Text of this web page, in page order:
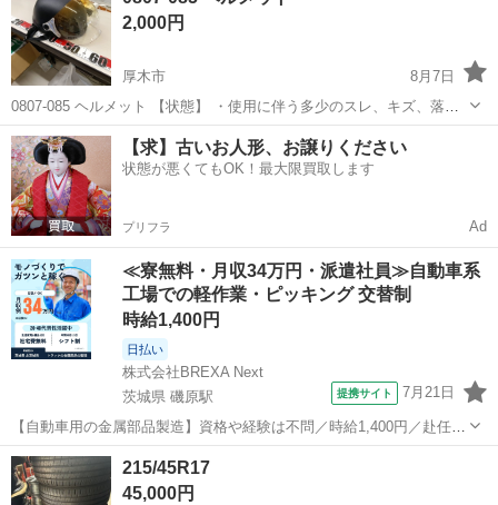
トへお持ち込み...2,000円
厚木市
8月7日
0807-085 ヘルメット 【状態】 ・使用に伴う多少のスレ、キズ、落と
しきれない汚れなどございます ・詳細は現地でご確認ください ・お値
引きは出来かねますのでご了承願います ※中古品のため、状態につい
て...
神奈川 厚木市 セーフティ、チャイルドシート
【求】古いお人形、お譲りください
状態が悪くてもOK！最大限買取します
プリフラ Ad
≪寮無料・月収34万円・派遣社員≫自動車系
工場での軽作業・ピッキング 交替制
時給1,400円
日払い
株式会社BREXA Next
茨城県 磯原駅
提携サイト 7月21日
【自動車用の金属部品製造】資格や経験は不問／時給1,400円／赴任旅
費会社負担／正社員登用のチャンスあり／食堂利用可能／マイカー通
勤OK《茨城県茨城市》 人気の工場のお仕事 ◇トラックの金属部品の
製造◇ ★トラックの金属...
茨城 北茨城市 磯原駅
215/45R17
45,000円